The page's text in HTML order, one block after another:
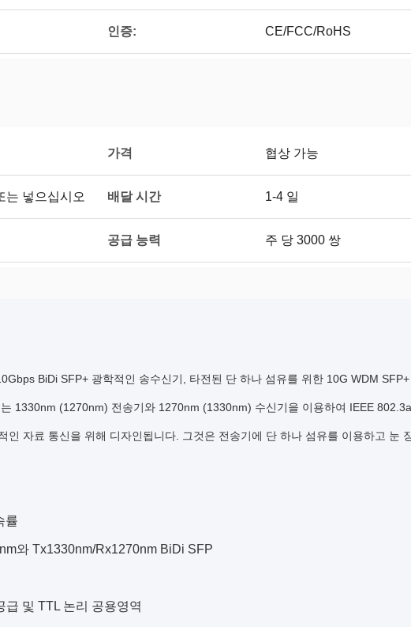
인증: CE/FCC/RoHS
가격 협상 가능
는 넣으십시오 배달 시간 1-4 일
공급 능력 주 당 3000 쌍
BiDi SFP+ 광학적인 송수신기, 타전된 단 하나 섬유를 위한 10G WDM
1330nm (1270nm) 전송기와 1270nm (1330nm) 수신기을 이용하여 IEEE
인 자료 통신을 위해 디자인됩니다. 그것은 전송기에 단 하나 섬유를 이용하고 눈
률
와 Tx1330nm/Rx1270nm BiDi SFP
급 및 TTL 논리 공용영역